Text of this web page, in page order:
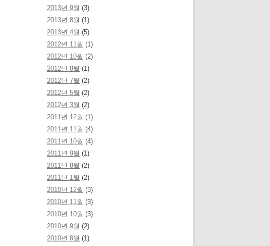
2013년 9월 (3)
2013년 8월 (1)
2013년 4월 (5)
2012년 11월 (1)
2012년 10월 (2)
2012년 8월 (1)
2012년 7월 (2)
2012년 5월 (2)
2012년 3월 (2)
2011년 12월 (1)
2011년 11월 (4)
2011년 10월 (4)
2011년 9월 (1)
2011년 8월 (2)
2011년 1월 (2)
2010년 12월 (3)
2010년 11월 (3)
2010년 10월 (3)
2010년 9월 (2)
2010년 8월 (1)